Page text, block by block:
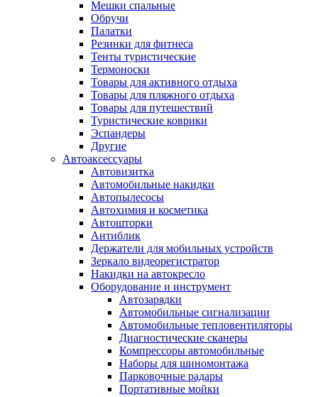
Мешки спальные
Обручи
Палатки
Резинки для фитнеса
Тенты туристические
Термоноски
Товары для активного отдыха
Товары для пляжного отдыха
Товары для путешествий
Туристические коврики
Эспандеры
Другие
Автоаксессуары
Автовизитка
Автомобильные накидки
Автопылесосы
Автохимия и косметика
Автошторки
Антиблик
Держатели для мобильных устройств
Зеркало видеорегистратор
Накидки на автокресло
Оборудование и инструмент
Автозарядки
Автомобильные сигнализации
Автомобильные тепловентиляторы
Диагностические сканеры
Компрессоры автомобильные
Наборы для шиномонтажа
Парковочные радары
Портативные мойки